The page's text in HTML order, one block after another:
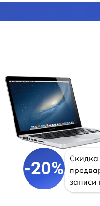
-20%
Скидка
записи